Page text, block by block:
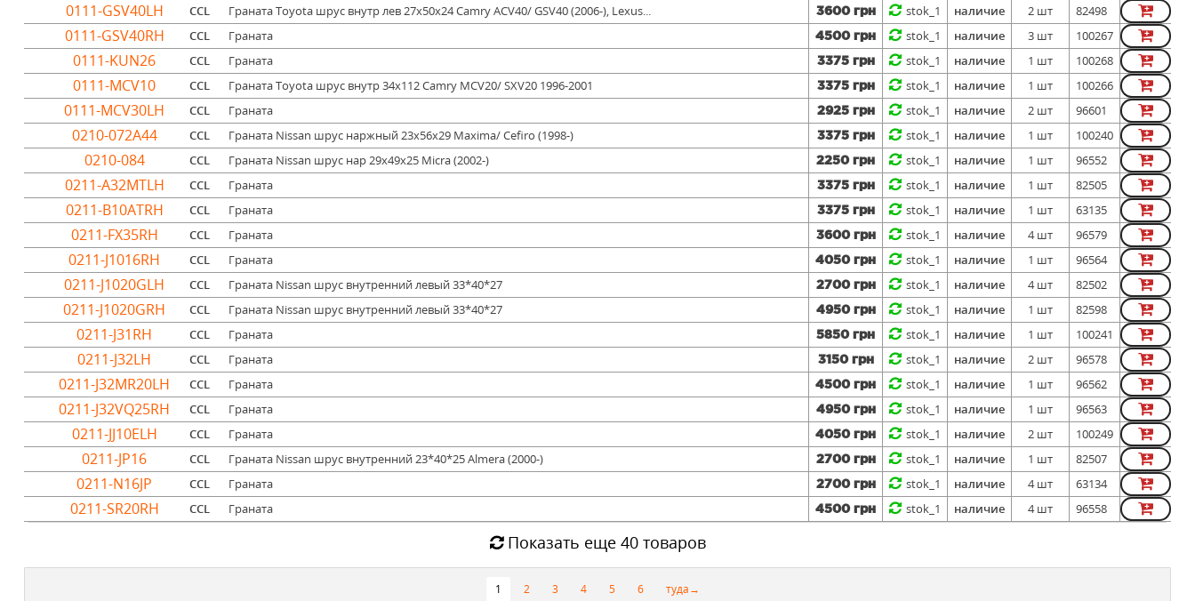
0111-GSV40LH CCL Граната Toyota шрус внутр лев 27x50x24 Camry ACV40/ GSV40 (2006-), Lexus... 3600 грн stok_1 наличие 2 шт 82498
0111-GSV40RH CCL Граната 4500 грн stok_1 наличие 3 шт 100267
0111-KUN26 CCL Граната 3375 грн stok_1 наличие 1 шт 100268
0111-MCV10 CCL Граната Toyota шрус внутр 34x112 Camry MCV20/ SXV20 1996-2001 3375 грн stok_1 наличие 1 шт 100266
0111-MCV30LH CCL Граната 2925 грн stok_1 наличие 2 шт 96601
0210-072A44 CCL Граната Nissan шрус наржный 23x56x29 Maxima/ Cefiro (1998-) 3375 грн stok_1 наличие 1 шт 100240
0210-084 CCL Граната Nissan шрус нар 29x49x25 Micra (2002-) 2250 грн stok_1 наличие 1 шт 96552
0211-A32MTLH CCL Граната 3375 грн stok_1 наличие 1 шт 82505
0211-B10ATRH CCL Граната 3375 грн stok_1 наличие 1 шт 63135
0211-FX35RH CCL Граната 3600 грн stok_1 наличие 4 шт 96579
0211-J1016RH CCL Граната 4050 грн stok_1 наличие 1 шт 96564
0211-J1020GLH CCL Граната Nissan шрус внутренний левый 33*40*27 2700 грн stok_1 наличие 4 шт 82502
0211-J1020GRH CCL Граната Nissan шрус внутренний левый 33*40*27 4950 грн stok_1 наличие 1 шт 82598
0211-J31RH CCL Граната 5850 грн stok_1 наличие 1 шт 100241
0211-J32LH CCL Граната 3150 грн stok_1 наличие 2 шт 96578
0211-J32MR20LH CCL Граната 4500 грн stok_1 наличие 1 шт 96562
0211-J32VQ25RH CCL Граната 4950 грн stok_1 наличие 1 шт 96563
0211-JJ10ELH CCL Граната 4050 грн stok_1 наличие 2 шт 100249
0211-JP16 CCL Граната Nissan шрус внутренний 23*40*25 Almera (2000-) 2700 грн stok_1 наличие 1 шт 82507
0211-N16JP CCL Граната 2700 грн stok_1 наличие 4 шт 63134
0211-SR20RH CCL Граната 4500 грн stok_1 наличие 4 шт 96558
Показать еще 40 товаров
1 2 3 4 5 6 туда→